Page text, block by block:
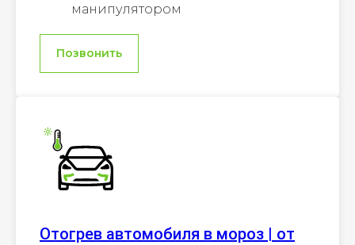
манипулятором
Позвонить
Отогрев автомобиля в мороз | от